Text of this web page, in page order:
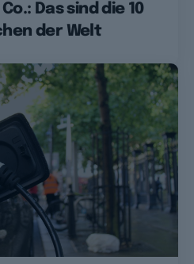
Das sind die 10
der Welt